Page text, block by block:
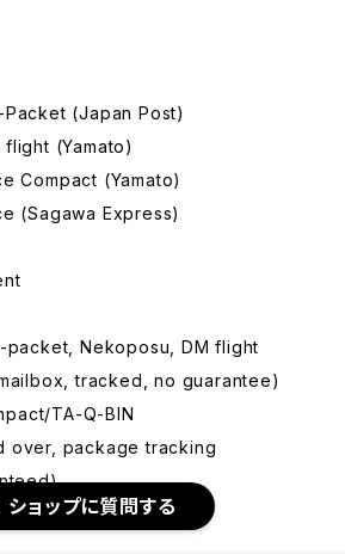
ショップに質問する
Packet (Japan Post)
flight (Yamato)
Compact (Yamato)
(Sagawa Express)
packet, Nekoposu, DM flight
tracked, no guarantee)
TA-Q-BIN
over, package tracking